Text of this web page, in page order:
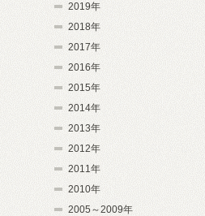
2019年
2018年
2017年
2016年
2015年
2014年
2013年
2012年
2011年
2010年
2005～2009年